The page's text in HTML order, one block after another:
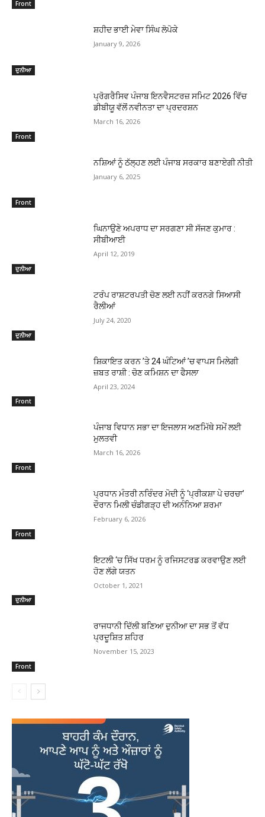
Front
ਦੁਨੀਆ
ਸ਼ਹੀਦ ਭਾਈ ਮੇਵਾ ਸਿੰਘ ਲੋਪੋਕੇ
January 9, 2026
Front
ਪ੍ਰੋਗਰੈਸਿਵ ਪੰਜਾਬ ਇਨਵੈਸਟਰਜ਼ ਸਮਿਟ 2026 ਵਿੱਚ
ਡੀਬੀਯੂ ਵੱਲੋਂ ਨਵੀਨਤਾ ਦਾ ਪ੍ਰਦਰਸ਼ਨ
March 16, 2026
Front
ਨਸ਼ਿਆਂ ਨੂੰ ਠੱਲ੍ਹਣ ਲਈ ਪੰਜਾਬ ਸਰਕਾਰ ਬਣਾਏਗੀ ਨੀਤੀ
January 6, 2025
ਦੁਨੀਆ
ਘਿਨਾਉਣੇ ਅਪਰਾਧ ਦਾ ਸਰਗਣਾ ਸੀ ਸੱਜਣ ਕੁਮਾਰ :
ਸੀਬੀਆਈ
April 12, 2019
ਦੁਨੀਆ
ਟਰੰਪ ਰਾਸ਼ਟਰਪਤੀ ਚੋਣ ਲਈ ਨਹੀਂ ਕਰਨਗੇ ਸਿਆਸੀ
ਰੈਲੀਆਂ
July 24, 2020
Front
ਸ਼ਿਕਾਇਤ ਕਰਨ ’ਤੇ 24 ਘੰਟਿਆਂ ’ਚ ਵਾਪਸ ਮਿਲੇਗੀ
ਜ਼ਬਤ ਰਾਸ਼ੀ : ਚੋਣ ਕਮਿਸ਼ਨ ਦਾ ਫੈਸਲਾ
April 23, 2024
Front
ਪੰਜਾਬ ਵਿਧਾਨ ਸਭਾ ਦਾ ਇਜਲਾਸ ਅਣਮਿੱਥੇ ਸਮੇਂ ਲਈ
ਮੁਲਤਵੀ
March 16, 2026
Front
ਪ੍ਰਧਾਨ ਮੰਤਰੀ ਨਰਿੰਦਰ ਮੋਦੀ ਨੂੰ ‘ਪ੍ਰੀਕਸ਼ਾ ਪੇ ਚਰਚਾ’
ਦੌਰਾਨ ਮਿਲੀ ਚੰਡੀਗੜ੍ਹ ਦੀ ਅਨੰਨਿਆ ਸ਼ਰਮਾ
February 6, 2026
ਦੁਨੀਆ
ਇਟਲੀ ‘ਚ ਸਿੱਖ ਧਰਮ ਨੂੰ ਰਜਿਸਟਰਡ ਕਰਵਾਉਣ ਲਈ
ਹੋਣ ਲੱਗੇ ਯਤਨ
October 1, 2021
Front
ਰਾਜਧਾਨੀ ਦਿੱਲੀ ਬਣਿਆ ਦੁਨੀਆ ਦਾ ਸਭ ਤੋਂ ਵੱਧ
ਪ੍ਰਦੂਸ਼ਿਤ ਸ਼ਹਿਰ
November 15, 2023